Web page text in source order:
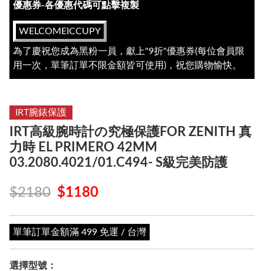
優惠券-各優惠代碼可點擊複製
WELCOMEICCUPY
為了慶祝您成為黑粉一員，獻上"9折"優惠券(每位會員限
用一次，單筆訂單不限金額皆可使用)，祝您購物愉快。
IRT腕錶保護
IRT高級腕時計の究極保護FOR ZENITH 真
力時 EL PRIMERO 42MM
03.2080.4021/01.C494- S級完美防護
$2180 $1180
單筆訂單金額滿 499 免運 / 台灣
選擇型號：